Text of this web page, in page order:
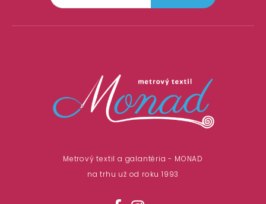
Metrový textil a galantéria - MONAD
na trhu už od roku 1993